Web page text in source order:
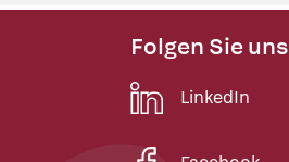
Folgen Sie uns
LinkedIn